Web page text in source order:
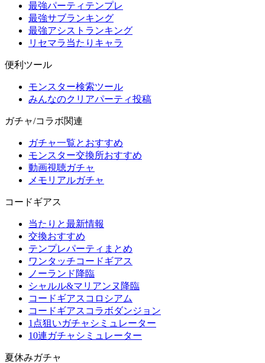
最強パーティテンプレ
最強サブランキング
最強アシストランキング
リセマラ当たりキャラ
便利ツール
モンスター検索ツール
みんなのクリアパーティ投稿
ガチャ/コラボ関連
ガチャ一覧とおすすめ
モンスター交換所おすすめ
動画視聴ガチャ
メモリアルガチャ
コードギアス
当たりと最新情報
交換おすすめ
テンプレパーティまとめ
ワンタッチコードギアス
ノーランド降臨
シャルル&マリアンヌ降臨
コードギアスコロシアム
コードギアスコラボダンジョン
1点狙いガチャシミュレーター
10連ガチャシミュレーター
夏休みガチャ